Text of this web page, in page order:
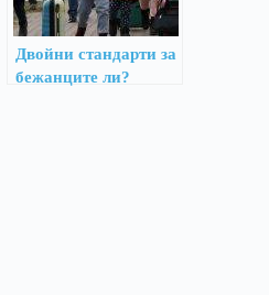
Двойни стандарти за
бежанците ли?